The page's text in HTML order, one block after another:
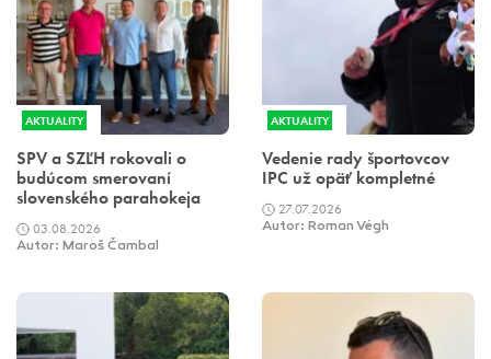
AKTUALITY
SPV a SZĽH rokovali o
budúcom smerovaní
slovenského parahokeja
03.08.2026
Autor: Maroš Čambal
AKTUALITY
Vedenie rady športovcov
IPC už opäť kompletné
27.07.2026
Autor: Roman Végh